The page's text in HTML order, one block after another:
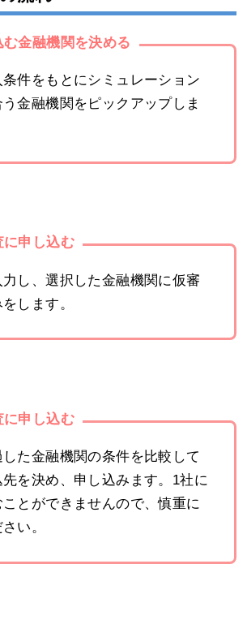
金融機関を決める
件をもとにシミュレーション
金融機関をピックアップしま
に申し込む
し、選択した金融機関に仮審
します。
に申し込む
た金融機関の条件を比較して
を決め、申し込みます。1社に
ことができませんので、慎重に
い。